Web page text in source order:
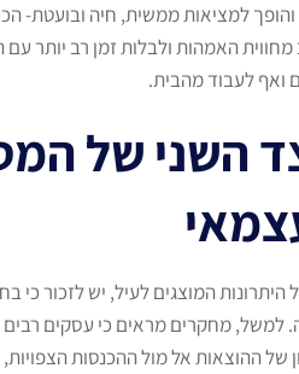
והופך למציאות ממשית, חיה ובועטת-
האמהות ולבלות זמן רב יותר עם
ואף לעבוד מהבית.
השני של
היתרונות המוצגים לעיל, יש לזכור כי
למשל, מחקרים מראים כי עסקים רבים
של ההוצאות אל מול ההכנסות